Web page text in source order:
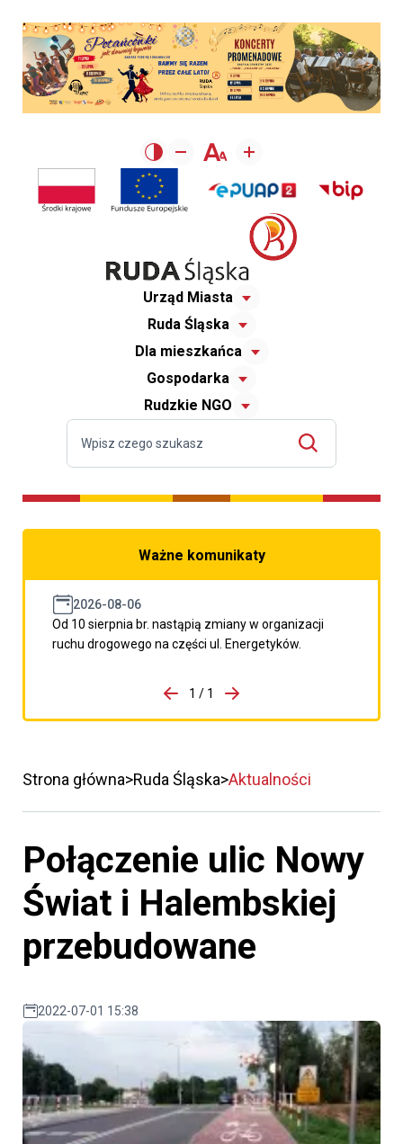
Urząd Miasta
Ruda Śląska
Dla mieszkańca
Gospodarka
Rudzkie NGO
Ważne komunikaty
2026-08-06
Od 10 sierpnia br. nastąpią zmiany w organizacji
ruchu drogowego na części ul. Energetyków.
porzpedniego komunikatu
1 / 1
Przejdź do następnego
Strona główna Ruda Śląska Aktualności
Połączenie ulic Nowy
Świat i Halembskiej
przebudowane
2022-07-01 15:38